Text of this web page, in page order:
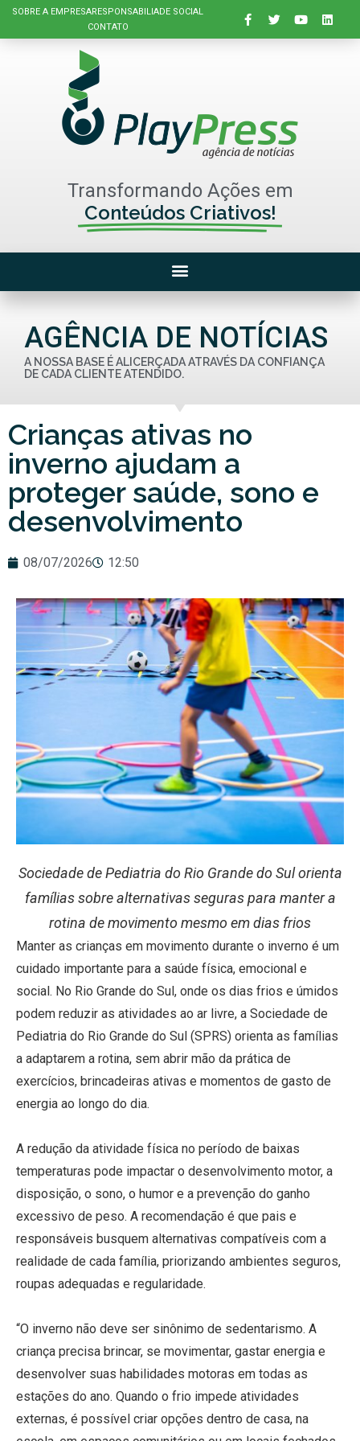
SOBRE A EMPRESARESPONSABILIADE SOCIAL
CONTATO
Transformando Ações em
Conteúdos Criativos!
AGÊNCIA DE NOTÍCIAS
A NOSSA BASE É ALICERÇADA ATRAVÉS DA CONFIANÇA
DE CADA CLIENTE ATENDIDO.
Crianças ativas no
inverno ajudam a
proteger saúde, sono e
desenvolvimento
08/07/2026 12:50
Sociedade de Pediatria do Rio Grande do Sul orienta
famílias sobre alternativas seguras para manter a
rotina de movimento mesmo em dias frios
Manter as crianças em movimento durante o inverno é um
cuidado importante para a saúde física, emocional e
social. No Rio Grande do Sul, onde os dias frios e úmidos
podem reduzir as atividades ao ar livre, a Sociedade de
Pediatria do Rio Grande do Sul (SPRS) orienta as famílias
a adaptarem a rotina, sem abrir mão da prática de
exercícios, brincadeiras ativas e momentos de gasto de
energia ao longo do dia.
A redução da atividade física no período de baixas
temperaturas pode impactar o desenvolvimento motor, a
disposição, o sono, o humor e a prevenção do ganho
excessivo de peso. A recomendação é que pais e
responsáveis busquem alternativas compatíveis com a
realidade de cada família, priorizando ambientes seguros,
roupas adequadas e regularidade.
“O inverno não deve ser sinônimo de sedentarismo. A
criança precisa brincar, se movimentar, gastar energia e
desenvolver suas habilidades motoras em todas as
estações do ano. Quando o frio impede atividades
externas, é possível criar opções dentro de casa, na